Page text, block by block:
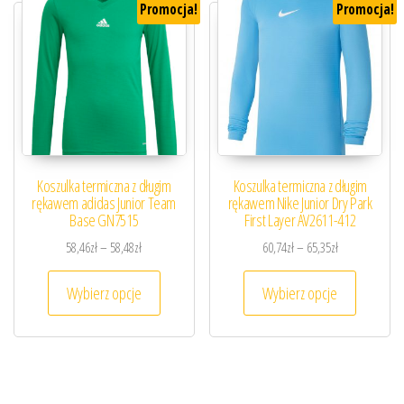
Promocja!
Koszulka termiczna z długim
rękawem adidas Junior Team
Base GN7515
58,46zł– 58,48złZakres cen: od 58,46zł do 58,48zł
Wybierz opcje
Ten produkt ma wiele wariantów. Opcje
Promocja!
Koszulka termiczna z długim
rękawem Nike Junior Dry Park
First Layer AV2611-412
60,74zł– 65,35złZakres cen:
Wybierz opcje
Ten